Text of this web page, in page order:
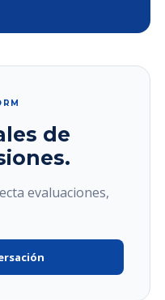
de
evaluaciones,